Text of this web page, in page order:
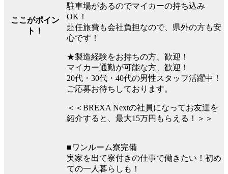
ここがポイン
ト！
駐車場があるのでマイカーの持ち込み
OK！
赴任旅費も会社負担なので、県外の方も安
心です！
★製造経験をお持ちの方、歓迎！
マイカー通勤が可能な方、歓迎！
20代・30代・40代の男性スタッフ活躍中！
ご応募お待ちしております。
＜＜BREXA Nextの社員になってお友達を
紹介すると、最大15万円もらえる！＞＞
■ワンルーム寮完備
実家を出て寮付きの仕事で働きたい！初め
ての一人暮らしも！